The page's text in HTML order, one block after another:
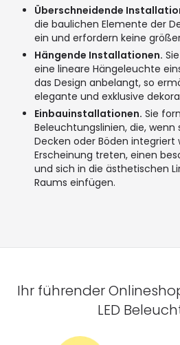
Überschneidende
die baulichen Elemente der
ein und erfordern keine
Hängende Installationen.
eine lineare Hängeleuchte
das Design anbelangt, so
elegante und exklusive
Einbauinstallationen. Sie
Beleuchtungslinien, die, wenn
Decken oder Böden integriert
Erscheinung treten, einen
und sich in die ästhetischen
Raums einfügen.
Ihr führender
LED